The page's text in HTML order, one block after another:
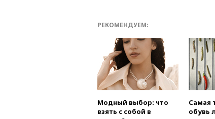
РЕКОМЕНДУЕМ:
Модный выбор: что
взять с собой в
Самая
обувь